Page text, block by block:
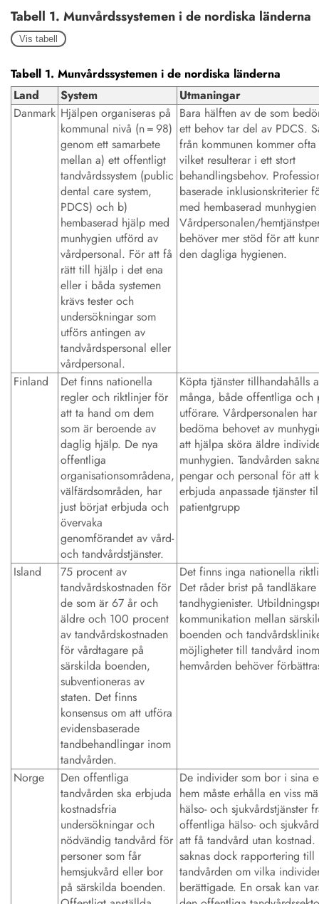
Tabell 1. Munvårdssystemen i de nordiska länderna
Vis tabell
Tabell 1. Munvårdssystemen i de nordiska länderna
Land
System
Utmaningar
Danmark Hjälpen organiseras på
kommunal nivå (n = 98)
genom ett samarbete
mellan a) ett offentligt
tandvårdssystem (public
dental care system,
PDCS) och b)
hembaserad hjälp med
munhygien utförd av
vårdpersonal. För att få
rätt till hjälp i det ena
eller i båda systemen
krävs tester och
undersökningar som
utförs antingen av
tandvårdspersonal eller
vårdpersonal.
Bara hälften av de som
ett behov tar del av PDCS.
från kommunen kommer ofta
vilket resulterar i ett stort
behandlingsbehov.
baserade inklusionskriterier
med hembaserad munhygien
Vårdpersonalen/
behöver mer stöd för att
den dagliga hygienen.
Finland
Det finns nationella
regler och riktlinjer för
att ta hand om dem
som är beroende av
daglig hjälp. De nya
offentliga
organisationsområdena,
välfärdsområden, har
just börjat erbjuda och
övervaka
genomförandet av vård-
och tandvårdstjänster.
Köpta tjänster tillhandahålls
många, både offentliga och
utförare. Vårdpersonalen
bedöma behovet av
att hjälpa sköra äldre
munhygien. Tandvården
pengar och personal för att
erbjuda anpassade tjänster
patientgrupp
Island
75 procent av
tandvårdskostnaden för
de som är 67 år och
äldre och 100 procent
av tandvårdskostnaden
för vårdtagare på
särskilda boenden,
subventioneras av
staten. Det finns
konsensus om att utföra
evidensbaserade
tandbehandlingar inom
tandvården.
Det finns inga nationella
Det råder brist på
tandhygienister.
kommunikation mellan
boenden och
möjligheter till tandvård inom
hemvården behöver
Norge
Den offentliga
tandvården ska erbjuda
kostnadsfria
undersökningar och
nödvändig tandvård för
personer som får
hemsjukvård eller bor
på särskilda boenden.
De individer som bor i sina
hem måste erhålla en viss
hälso- och sjukvårdstjänster
offentliga hälso- och
att få tandvård utan kostnad.
saknas dock rapportering till
tandvården om vilka
berättigade. En orsak kan